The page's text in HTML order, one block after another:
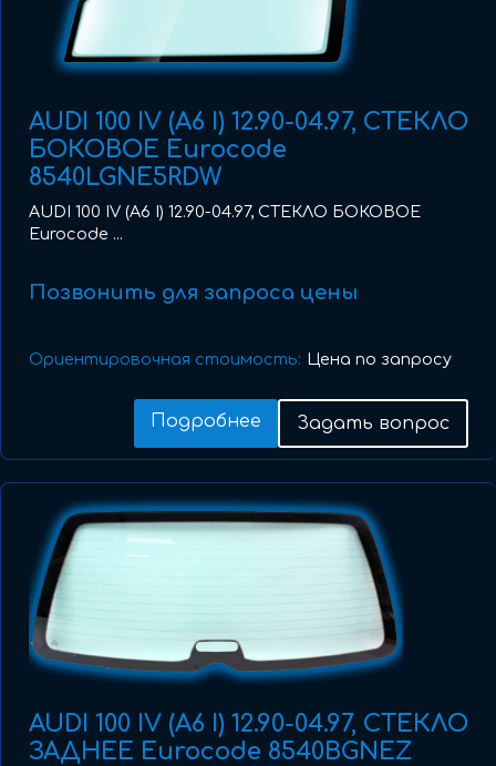
AUDI 100 IV (A6 I) 12.90-04.97, СТЕКЛО
БОКОВОЕ Eurocode
8540LGNE5RDW
AUDI 100 IV (A6 I) 12.90-04.97, СТЕКЛО БОКОВОЕ
Eurocode ...
Позвонить для запроса цены
Ориентировочная стоимость: Цена по запросу
Подробнее Задать вопрос
AUDI 100 IV (A6 I) 12.90-04.97, СТЕКЛО
ЗАДНЕЕ Eurocode 8540BGNEZ